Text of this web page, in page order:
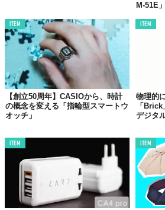
M-51E」
ITEM
【創立50周年】CASIOから、時計
の概念を変える「指輪型スマートウ
オッチ」
ITEM
物理的
「
デジタ
ITEM ITEM